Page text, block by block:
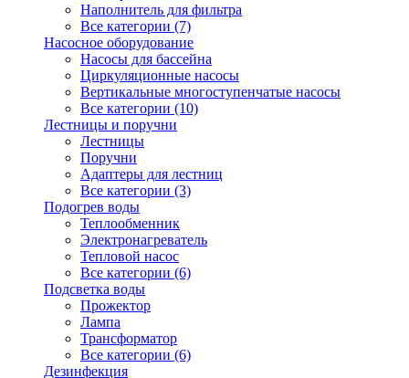
Наполнитель для фильтра
Все категории (7)
Насосное оборудование
Насосы для бассейна
Циркуляционные насосы
Вертикальные многоступенчатые насосы
Все категории (10)
Лестницы и поручни
Лестницы
Поручни
Адаптеры для лестниц
Все категории (3)
Подогрев воды
Теплообменник
Электронагреватель
Тепловой насос
Все категории (6)
Подсветка воды
Прожектор
Лампа
Трансформатор
Все категории (6)
Дезинфекция